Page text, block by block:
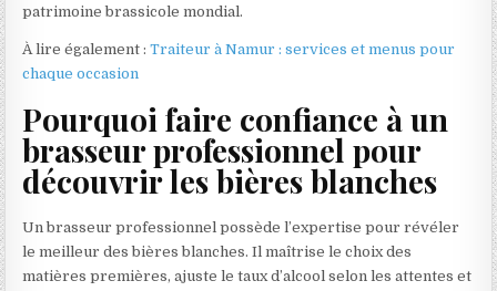
patrimoine brassicole mondial.
À lire également :Traiteur à Namur : services et menus pour
chaque occasion
Pourquoi faire confiance à un
brasseur professionnel pour
découvrir les bières blanches
Un brasseur professionnel possède l’expertise pour révéler
le meilleur des bières blanches. Il maîtrise le choix des
matières premières, ajuste le taux d’alcool selon les attentes et